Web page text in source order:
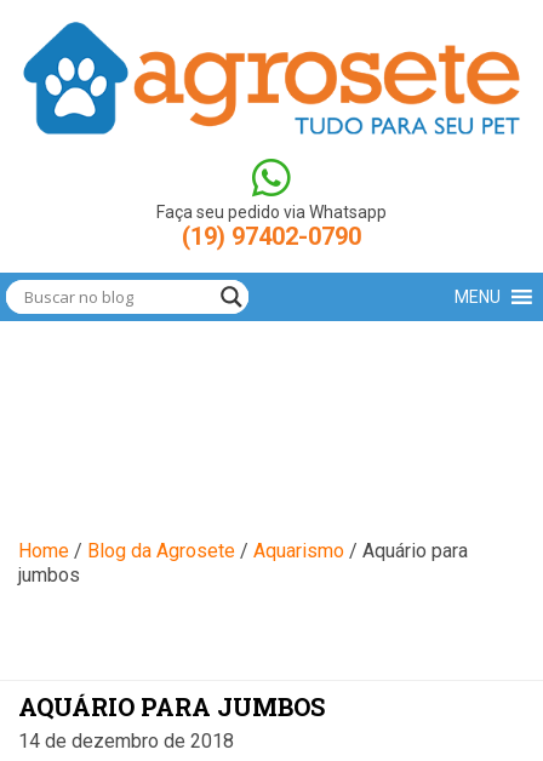
Date().getTime(),event:'gtm.js'});var
f=d.getElementsByTagName(s)[0],
j=d.createElement(s),dl=l!='dataLayer'?'&l='+l:'';j.async=true;j.src=
'https://www.googletagmanager.com/gtm.js?
id='+i+dl;f.parentNode.insertBefore(j,f); })
(window,document,'script','dataLayer','GTM-N9LBXCV');
Faça seu pedido via Whatsapp
(19) 97402-0790
MENU
Blog
Home / Blog da Agrosete / Aquarismo / Aquário para
jumbos
AQUÁRIO PARA JUMBOS
14 de dezembro de 2018